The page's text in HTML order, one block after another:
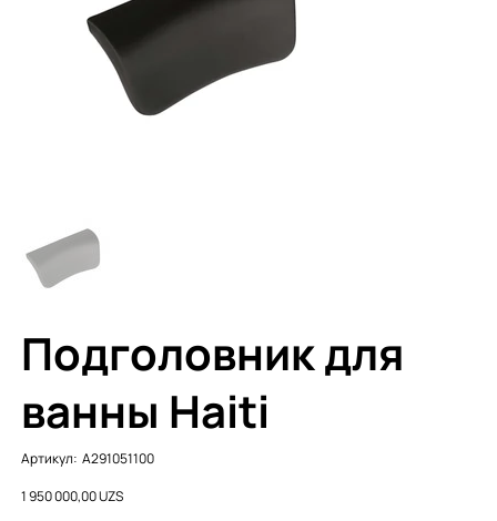
Подголовник для
ванны Haiti
Артикул:
Артикул:
A291051100
A291051100
Цена
1 950 000,00 UZS